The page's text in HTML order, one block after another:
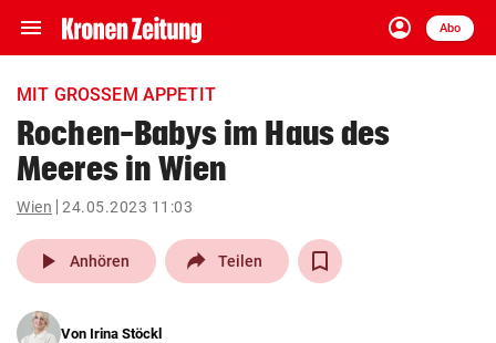
menu Navigation
ein-/ausklappen
account_circle
Anmelden
Abo
close Schließen
account_circle Anmelden
pin_drop
Wien arrow_right
MIT GROSSEM APPETIT
Rochen-Babys im Haus des
Meeres in Wien
Wien 24.05.2023 11:03
play_arrow Anhören Teilen
Von Irina Stöckl